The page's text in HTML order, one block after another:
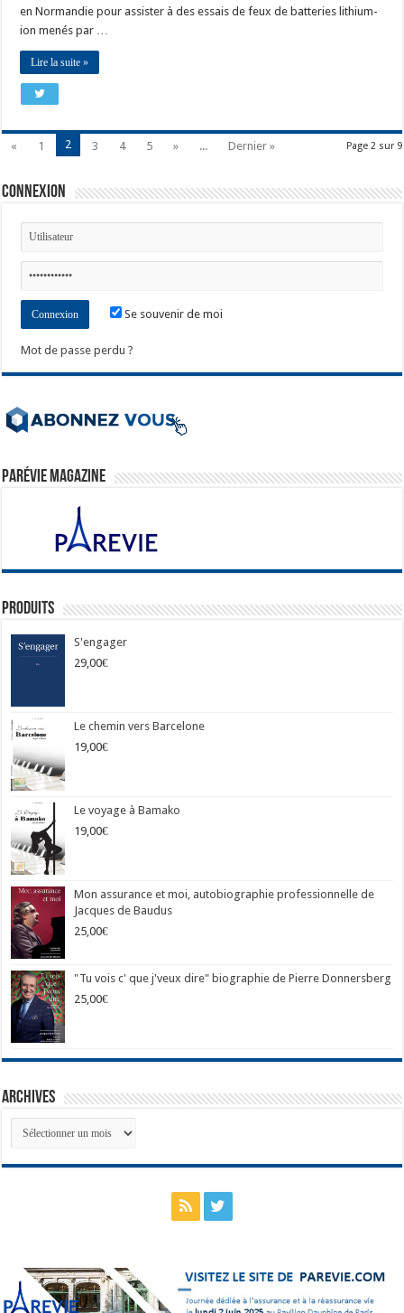
en Normandie pour assister à des essais de feux de batteries lithium-
ion menés par …
Lire la suite »
Page 2 sur 9
« 1 2 3 4 5 » ... Dernier »
Connexion
Se souvenir de moi
Mot de passe perdu ?
ParéVie Magazine
Produits
S'engager
29,00€
Le chemin vers Barcelone
19,00€
Le voyage à Bamako
19,00€
Mon assurance et moi, autobiographie professionnelle de
Jacques de Baudus
25,00€
"Tu vois c' que j'veux dire" biographie de Pierre Donnersberg
25,00€
Archives
Archives